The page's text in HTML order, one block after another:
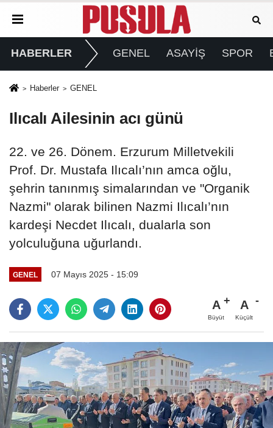
HABERLER GENEL ASAYİŞ SPOR
Haberler GENEL
Ilıcalı Ailesinin acı günü
22. ve 26. Dönem. Erzurum Milletvekili
Prof. Dr. Mustafa Ilıcalı’nın amca oğlu,
şehrin tanınmış simalarından ve "Organik
Nazmi" olarak bilinen Nazmi Ilıcalı’nın
kardeşi Necdet Ilıcalı, dualarla son
yolculuğuna uğurlandı.
GENEL 07 Mayıs 2025 - 15:09
A
Büyüt
A
Küçült